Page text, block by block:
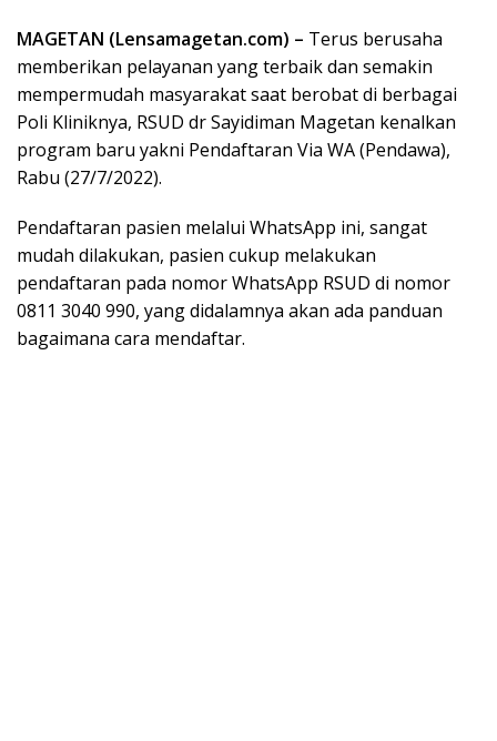
MAGETAN (Lensamagetan.com) – Terus berusaha
memberikan pelayanan yang terbaik dan semakin
mempermudah masyarakat saat berobat di berbagai
Poli Kliniknya, RSUD dr Sayidiman Magetan kenalkan
program baru yakni Pendaftaran Via WA (Pendawa),
Rabu (27/7/2022).
Pendaftaran pasien melalui WhatsApp ini, sangat
mudah dilakukan, pasien cukup melakukan
pendaftaran pada nomor WhatsApp RSUD di nomor
0811 3040 990, yang didalamnya akan ada panduan
bagaimana cara mendaftar.